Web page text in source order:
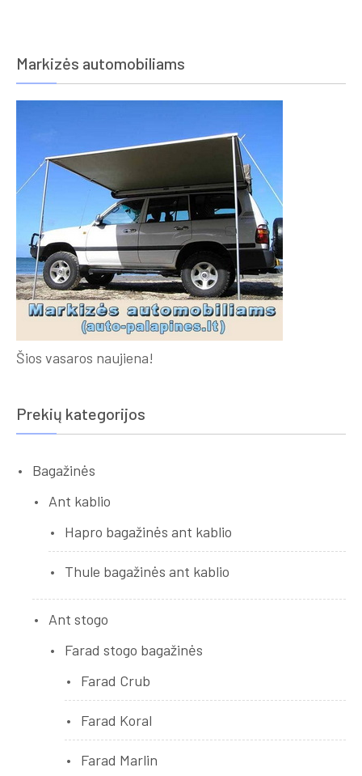
Markizės automobiliams
Šios vasaros naujiena!
Prekių kategorijos
Bagažinės
Ant kablio
Hapro bagažinės ant kablio
Thule bagažinės ant kablio
Ant stogo
Farad stogo bagažinės
Farad Crub
Farad Koral
Farad Marlin